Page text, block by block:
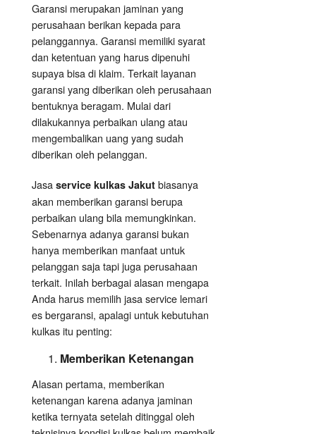
Garansi merupakan jaminan yang
perusahaan berikan kepada para
pelanggannya. Garansi memiliki syarat
dan ketentuan yang harus dipenuhi
supaya bisa di klaim. Terkait layanan
garansi yang diberikan oleh perusahaan
bentuknya beragam. Mulai dari
dilakukannya perbaikan ulang atau
mengembalikan uang yang sudah
diberikan oleh pelanggan.
Jasa service kulkas Jakut biasanya
akan memberikan garansi berupa
perbaikan ulang bila memungkinkan.
Sebenarnya adanya garansi bukan
hanya memberikan manfaat untuk
pelanggan saja tapi juga perusahaan
terkait. Inilah berbagai alasan mengapa
Anda harus memilih jasa service lemari
es bergaransi, apalagi untuk kebutuhan
kulkas itu penting:
Memberikan Ketenangan
Alasan pertama, memberikan
ketenangan karena adanya jaminan
ketika ternyata setelah ditinggal oleh